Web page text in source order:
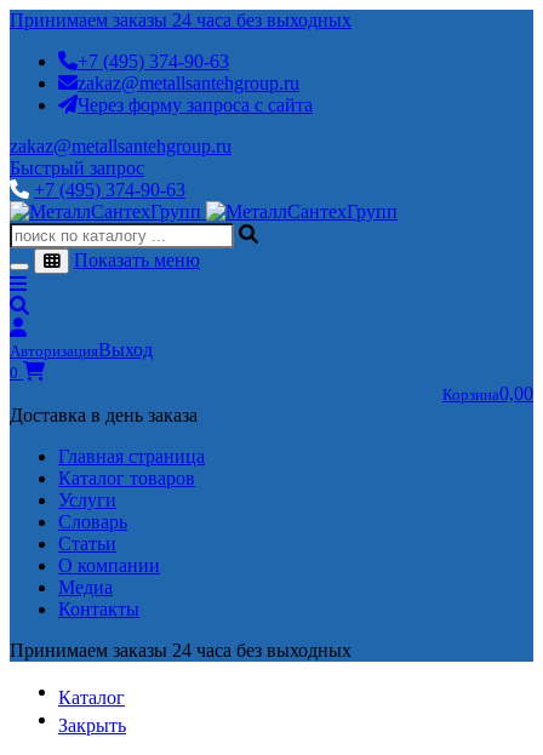
Принимаем заказы 24 часа без выходных
+7 (495) 374-90-63
zakaz@metallsantehgroup.ru
Через форму запроса с сайта
zakaz@metallsantehgroup.ru
Быстрый запрос
+7 (495) 374-90-63
Показать меню
АвторизацияВыход
0
Корзина0,00
Доставка в день заказа
Главная страница
Каталог товаров
Услуги
Словарь
Статьи
О компании
Медиа
Контакты
Принимаем заказы 24 часа без выходных
Каталог
Закрыть